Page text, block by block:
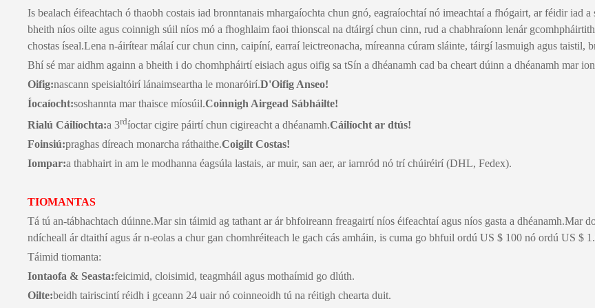
Is bealach éifeachtach ó thaobh costais iad bronntanais mhargaíochta chun gnó, eagraíochtaí nó imeachtaí a fhógairt, ar féidir iad
bheith níos oilte agus coinnigh súil níos mó a fhoghlaim faoi thionscal na dtáirgí chun cinn, rud a chabhraíonn lenár
chostas íseal.Lena n-áirítear málaí cur chun cinn, caipíní, earraí leictreonacha, míreanna cúram sláinte, táirgí lasmuigh agus taistil,
Bhí sé mar aidhm againn a bheith i do chomhpháirtí eisiach agus oifig sa tSín a dhéanamh cad ba cheart dúinn a dhéanamh mar
Oifig:nascann speisialtóirí lánaimseartha le monaróirí.D'Oifig Anseo!
Íocaíocht:soshannta mar thaisce míosúil.Coinnigh Airgead Sábháilte!
Rialú Cáilíochta:a 3rdíoctar cigire páirtí chun cigireacht a dhéanamh.Cáilíocht ar dtús!
Foinsiú:praghas díreach monarcha ráthaithe.Coigilt Costas!
Iompar:a thabhairt in am le modhanna éagsúla lastais, ar muir, san aer, ar iarnród nó trí chúiréirí (DHL, Fedex).
TIOMANTAS
Tá tú an-tábhachtach dúinne.Mar sin táimid ag tathant ar ár bhfoireann freagairtí níos éifeachtaí agus níos gasta a dhéanamh.Mar
ndícheall ár dtaithí agus ár n-eolas a chur gan chomhréiteach le gach cás amháin, is cuma go bhfuil ordú US $ 100 nó ordú US $
Táimid tiomanta:
Iontaofa & Seasta:feicimid, cloisimid, teagmháil agus mothaímid go dlúth.
Oilte:beidh tairiscintí réidh i gceann 24 uair nó coinneoidh tú na réitigh chearta duit.